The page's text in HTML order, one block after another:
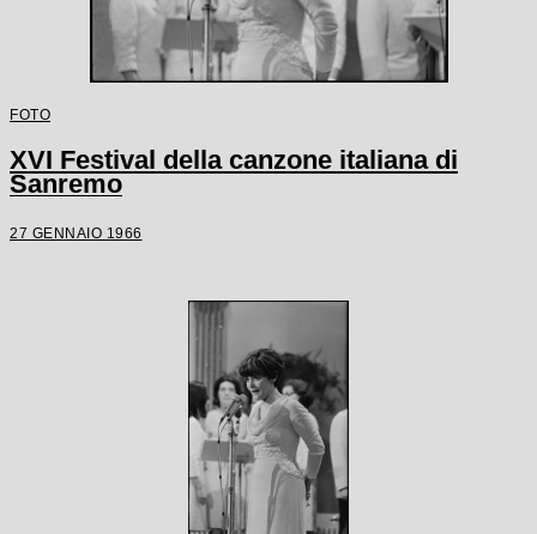
FOTO
XVI Festival della canzone italiana di
Sanremo
27 GENNAIO 1966